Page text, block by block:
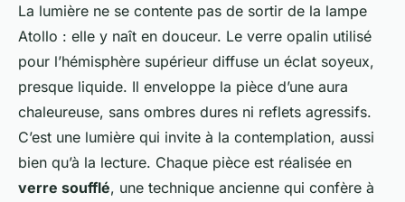
La lumière ne se contente pas de sortir de la lampe
Atollo : elle y naît en douceur. Le verre opalin utilisé
pour l’hémisphère supérieur diffuse un éclat soyeux,
presque liquide. Il enveloppe la pièce d’une aura
chaleureuse, sans ombres dures ni reflets agressifs.
C’est une lumière qui invite à la contemplation, aussi
bien qu’à la lecture. Chaque pièce est réalisée en
verre soufflé, une technique ancienne qui confère à